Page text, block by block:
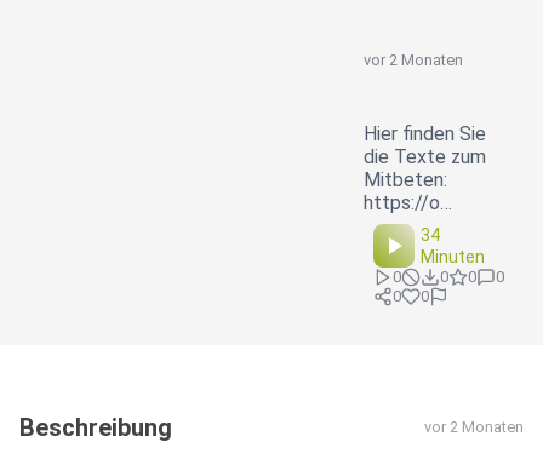
vor 2 Monaten
Hier finden Sie
die Texte zum
Mitbeten:
https://o…
34
Minuten
0 0 0
0
0
0
Beschreibung vor 2 Monaten